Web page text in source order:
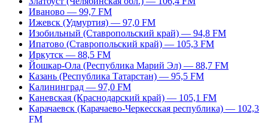
Иваново — 99,7 FM
Ижевск (Удмуртия) — 97,0 FM
Изобильный (Ставропольский край) — 94,8 FM
Ипатово (Ставропольский край) — 105,3 FM
Иркутск — 88,5 FM
Йошкар-Ола (Республика Марий Эл) — 88,7 FM
Казань (Республика Татарстан) — 95,5 FM
Калининград — 97,0 FM
Каневская (Краснодарский край) — 105,1 FM
Карачаевск (Карачаево-Черкесская республика) — 102,3
FM